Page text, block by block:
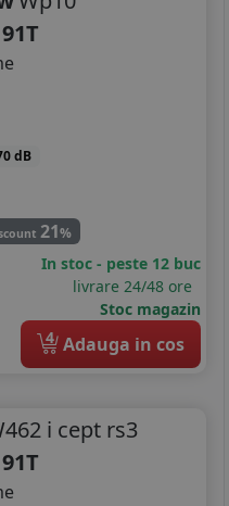
dB
21%
In stoc - peste 12 buc
livrare 24/48 ore
Stoc magazin
4 Adauga in cos
i cept rs3